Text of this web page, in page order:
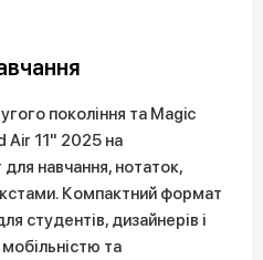
покоління та Magic
Air 11" 2025 на
навчання, нотаток,
Компактний формат
студентів, дизайнерів і
та